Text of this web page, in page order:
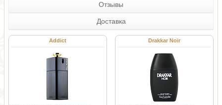
Отзывы
Доставка
Addict Drakkar Noir